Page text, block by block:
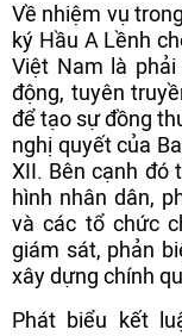
Về nhiệm vụ
ký Hầu A Lềnh
Việt Nam là
động, tuyên
để tạo sự đồng
nghị quyết của
XII. Bên cạnh đó
hình nhân dân,
và các tổ chức
giám sát, phản
xây dựng chính
Phát biểu kết